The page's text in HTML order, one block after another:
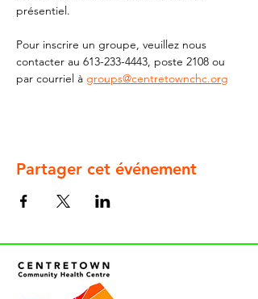
présentiel.
Pour inscrire un groupe, veuillez nous
contacter au 613-233-4443, poste 2108 ou
par courriel à groups@centretownchc.org
Partager cet événement